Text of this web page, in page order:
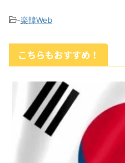
-楽韓Web
こちらもおすすめ！